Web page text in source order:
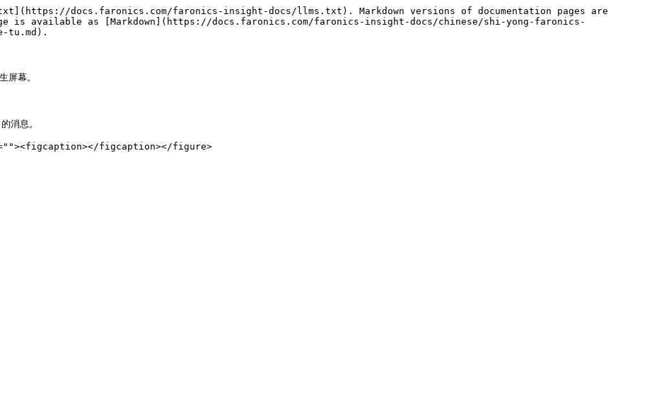
docs.faronics.com/faronics-insight-docs/llms.txt). Markdown versions of documentation pages are
is available as [Markdown](https://docs.faronics.com/faronics-insight-docs/chinese/shi-yong-faronics-
tu.md).
屏幕。
消息。
figcaption></figure>